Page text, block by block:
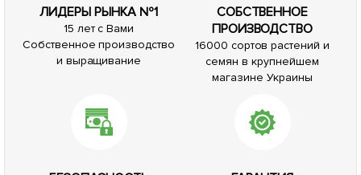
ЛИДЕРЫ РЫНКА №1
15 лет с Вами
Собственное производство
и выращивание
СОБСТВЕННОЕ
ПРОИЗВОДСТВО
16000 сортов растений и
семян в крупнейшем
магазине Украины